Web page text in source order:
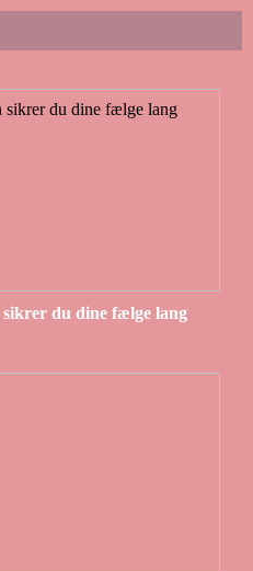
du dine fælge lang